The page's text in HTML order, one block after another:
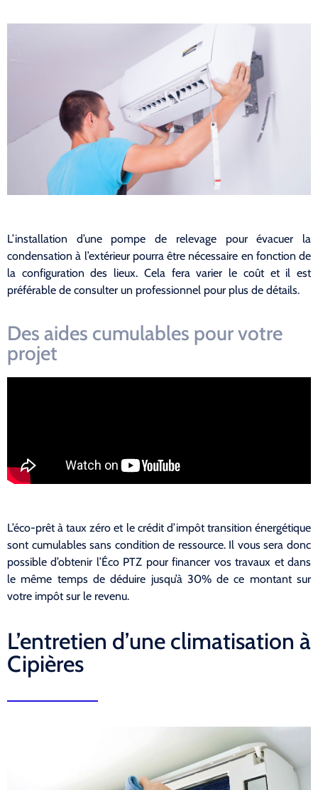
L’installation d’une pompe de relevage pour évacuer la
condensation à l’extérieur pourra être nécessaire en fonction de
la configuration des lieux. Cela fera varier le coût et il est
préférable de consulter un professionnel pour plus de détails.
Des aides cumulables pour votre
projet
L’éco-prêt à taux zéro et le crédit d’impôt transition énergétique
sont cumulables sans condition de ressource. Il vous sera donc
possible d’obtenir l’Éco PTZ pour financer vos travaux et dans
le même temps de déduire jusqu’à 30% de ce montant sur
votre impôt sur le revenu.
L’entretien d’une climatisation à
Cipières